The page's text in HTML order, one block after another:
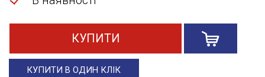
КУПИТИ
КУПИТИ В ОДИН КЛІК